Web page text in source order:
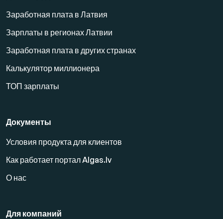
Заработная плата в Латвия
Зарплаты в регионах Латвии
Заработная плата в других странах
Калькулятор миллионера
ТОП зарплаты
Документы
Условия продукта для клиентов
Как работает портал Algas.lv
О нас
Для компаний